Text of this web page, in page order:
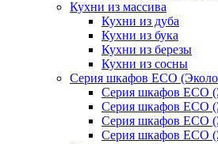
Кухни из массива
Кухни из дуба
Кухни из бука
Кухни из березы
Кухни из сосны
Серия шкафов ECO
Серия шкафов ECO
Серия шкафов ECO
Серия шкафов ECO
Серия шкафов ECO